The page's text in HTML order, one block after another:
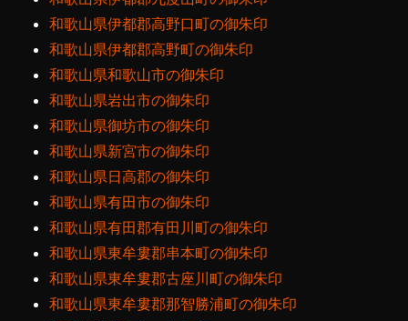
和歌山県伊都郡高野口町の御朱印
和歌山県伊都郡高野町の御朱印
和歌山県和歌山市の御朱印
和歌山県岩出市の御朱印
和歌山県御坊市の御朱印
和歌山県新宮市の御朱印
和歌山県日高郡の御朱印
和歌山県有田市の御朱印
和歌山県有田郡有田川町の御朱印
和歌山県東牟婁郡串本町の御朱印
和歌山県東牟婁郡古座川町の御朱印
和歌山県東牟婁郡那智勝浦町の御朱印